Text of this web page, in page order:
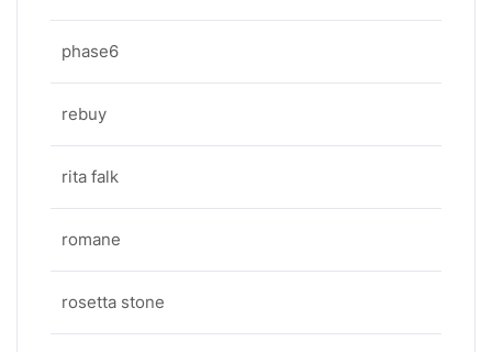
phase6
rebuy
rita falk
romane
rosetta stone